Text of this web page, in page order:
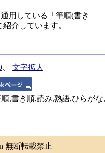
用している「筆順(書き
介しています。
文字拡大
,書き順,読み,熟語,ひらがな,
無断転載禁止